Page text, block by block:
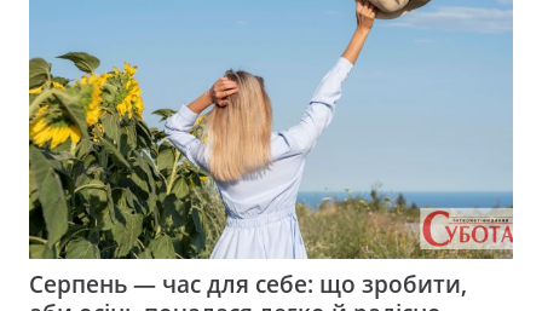
Серпень — час для себе: що зробити,